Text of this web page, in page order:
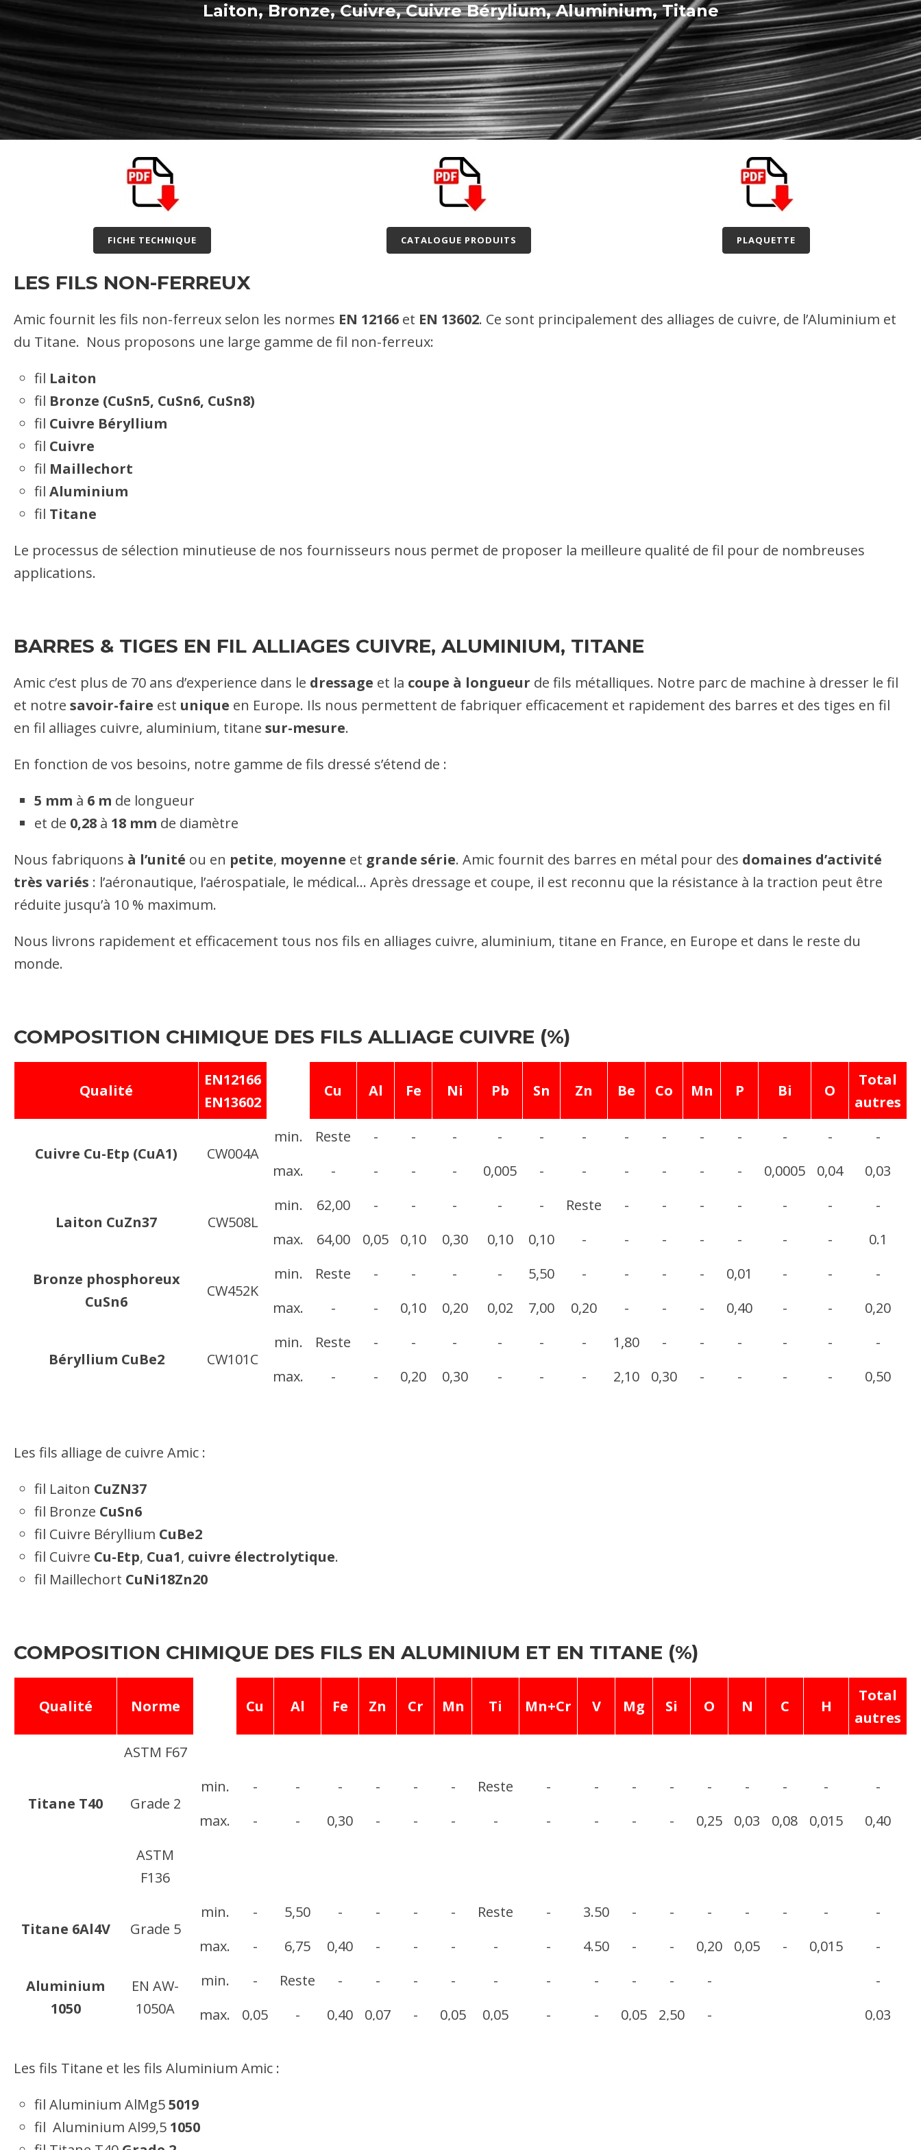
Laiton,Bronze, Cuivre, Cuivre Bérylium, Aluminium, Titane
FICHE TECHNIQUE CATALOGUE PRODUITS PLAQUETTE
LES FILS NON-FERREUX
Amic fournit les fils non-ferreux selon les normes EN 12166 et EN 13602. Ce sont principalement des alliages de cuivre, de l’Aluminium et
du Titane. Nous proposons une large gamme de fil non-ferreux:
fil Laiton
fil Bronze (CuSn5, CuSn6, CuSn8)
fil Cuivre Béryllium
fil Cuivre
fil Maillechort
fil Aluminium
fil Titane
Le processus de sélection minutieuse de nos fournisseurs nous permet de proposer la meilleure qualité de fil pour de nombreuses
applications.
BARRES & TIGES EN FIL ALLIAGES CUIVRE, ALUMINIUM, TITANE
Amic c’est plus de 70 ans d’experience dans le dressage et la coupe à longueur de fils métalliques. Notre parc de machine à dresser le fil
et notre savoir-faire est unique en Europe. Ils nous permettent de fabriquer efficacement et rapidement des barres et des tiges en fil
en fil alliages cuivre, aluminium, titane sur-mesure.
En fonction de vos besoins, notre gamme de fils dressé s’étend de :
5 mm à 6 m de longueur
et de 0,28 à 18 mm de diamètre
Nous fabriquons à l’unité ou en petite, moyenne et grande série. Amic fournit des barres en métal pour des domaines d’activité
très variés : l’aéronautique, l’aérospatiale, le médical… Après dressage et coupe, il est reconnu que la résistance à la traction peut être
réduite jusqu’à 10 % maximum.
Nous livrons rapidement et efficacement tous nos fils en alliages cuivre, aluminium, titane en France, en Europe et dans le reste du
monde.
COMPOSITION CHIMIQUE DES FILS ALLIAGE CUIVRE (%)
Qualité
EN12166
EN13602
Cu Al Fe Ni Pb Sn Zn Be Co Mn P Bi O
Total
autres
Cuivre Cu-Etp (CuA1) CW004A
min. Reste - - - - - - - - - - - -
-
max.
- - - - 0,005 - - - - - - 0,0005 0,04 0,03
Laiton CuZn37 CW508L
min. 62,00 - - - - - Reste - - - - - -
-
max.
64,00 0,05 0,10 0,30 0,10 0,10 - - - - - - - 0.1
Bronze phosphoreux
CuSn6
CW452K
min. Reste - - - - 5,50 - - - - 0,01 - -
-
max.
- - 0,10 0,20 0,02 7,00 0,20 - - - 0,40 - - 0,20
Béryllium CuBe2 CW101C
min. Reste - - - - - - 1,80 - - - - -
-
max.
- - 0,20 0,30 - - - 2,10 0,30 - - - - 0,50
Les fils alliage de cuivre Amic :
fil Laiton CuZN37
fil Bronze CuSn6
fil Cuivre Béryllium CuBe2
fil Cuivre Cu-Etp, Cua1, cuivre électrolytique.
fil Maillechort CuNi18Zn20
COMPOSITION CHIMIQUE DES FILS EN ALUMINIUM ET EN TITANE (%)
Qualité Norme Cu Al Fe Zn Cr Mn Ti Mn+Cr V Mg Si O N C H
Total
autres
ASTM F67
Titane T40 Grade 2
min. - - - - - - Reste - - - - - - - -
-
max.
- - 0,30 - - - - - - - - 0,25 0,03 0,08 0,015
0,40
ASTM
F136
Titane 6Al4V Grade 5
min. - 5,50 - - - - Reste - 3.50 - - - - - -
-
max.
- 6,75 0,40 - - - - - 4.50 - - 0,20 0,05 - 0,015 -
Aluminium
1050
EN AW-
1050A
min. - Reste - - - - - - - - - -
-
max.
0,05 - 0,40 0,07 - 0,05 0,05 - - 0,05 2,50 - 0,03
5019
Aluminium
5251
Les fils Titane et les fils Aluminium Amic :
fil Aluminium AlMg55019
fil Aluminium Al99,5 1050